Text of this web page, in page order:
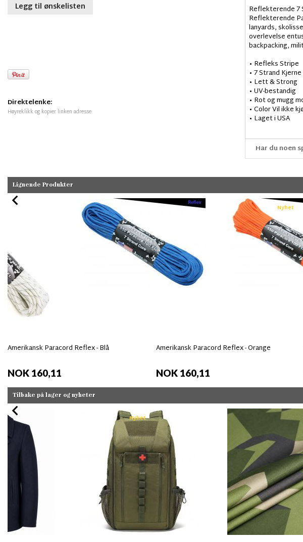
Legg til ønskelisten
Direktelenke:
Høyreklikk og kopier linken adresse
Reflekterende 7
Reflekterende
lanyards,
overlevelse
backpacking,
• Refleks Stripe
• 7 Strand Kjerne
• Lett & Strong
• UV-bestandig
• Rot og mugg
• Color Vil ikke
• Laget i USA
Har du noen
Lignende Produkter
Amerikansk Paracord Reflex - Blå
NOK 160,11
Nyhet
Amerikansk Paracord Reflex - Orange
NOK 160,11
Tilbake på lager og nyheter
Nyhet